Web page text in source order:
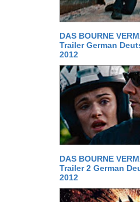
DAS BOURNE
Trailer German
2012
DAS BOURNE
Trailer 2 German
2012